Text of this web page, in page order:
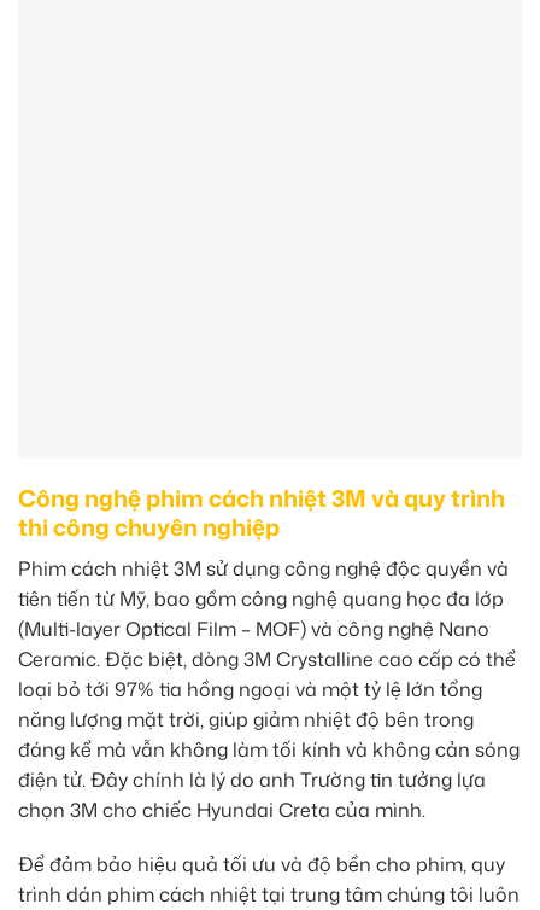
Công nghệ phim cách nhiệt 3M và quy trình
thi công chuyên nghiệp
Phim cách nhiệt 3M sử dụng công nghệ độc quyền và
tiên tiến từ Mỹ, bao gồm công nghệ quang học đa lớp
(Multi-layer Optical Film – MOF) và công nghệ Nano
Ceramic. Đặc biệt, dòng 3M Crystalline cao cấp có thể
loại bỏ tới 97% tia hồng ngoại và một tỷ lệ lớn tổng
năng lượng mặt trời, giúp giảm nhiệt độ bên trong
đáng kể mà vẫn không làm tối kính và không cản sóng
điện tử. Đây chính là lý do anh Trường tin tưởng lựa
chọn 3M cho chiếc Hyundai Creta của mình.
Để đảm bảo hiệu quả tối ưu và độ bền cho phim, quy
trình dán phim cách nhiệt tại trung tâm chúng tôi luôn